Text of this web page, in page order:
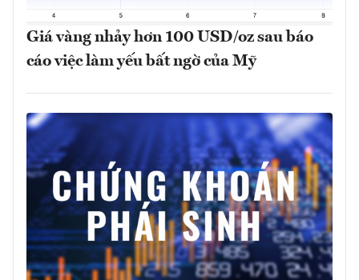
Giá vàng nhảy hơn 100 USD/oz sau báo
cáo việc làm yếu bất ngờ của Mỹ